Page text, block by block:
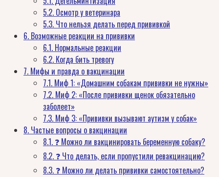
5.2. Осмотр у ветеринара
5.3. Что нельзя делать перед прививкой
6. Возможные реакции на прививки
6.1. Нормальные реакции
6.2. Когда бить тревогу
7. Мифы и правда о вакцинации
7.1. Миф 1: «Домашним собакам прививки не нужны»
7.2. Миф 2: «После прививки щенок обязательно
заболеет»
7.3. Миф 3: «Прививки вызывают аутизм у собак»
8. Частые вопросы о вакцинации
8.1. ❓ Можно ли вакцинировать беременную собаку?
8.2. ❓ Что делать, если пропустили ревакцинацию?
8.3. ❓ Можно ли делать прививки самостоятельно?